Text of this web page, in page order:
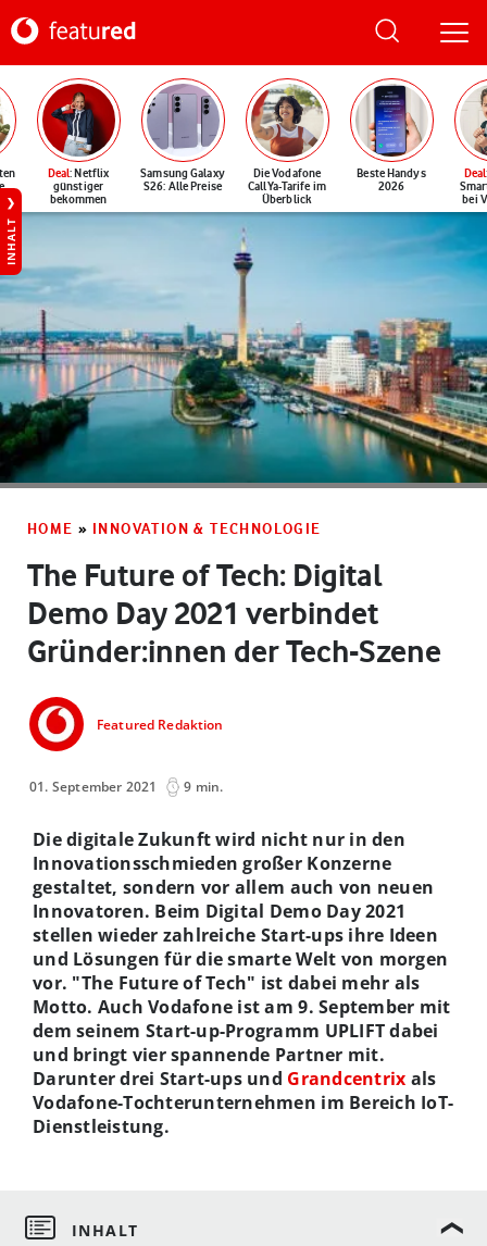
Deal: Netflix
günstiger
bekommen
Samsung Galaxy
S26: Alle Preise
Die Vodafone
CallYa-Tarife im
Überblick
Beste Handys
2026
Deal
bei
INHALT
HOME » INNOVATION & TECHNOLOGIE
The Future of Tech: Digital
Demo Day 2021 verbindet
Gründer:innen der Tech-Szene
Featured Redaktion
01. September 2021 9 min.
Die digitale Zukunft wird nicht nur in den
Innovationsschmieden großer Konzerne
gestaltet, sondern vor allem auch von neuen
Innovatoren. Beim Digital Demo Day 2021
stellen wieder zahlreiche Start-ups ihre Ideen
und Lösungen für die smarte Welt von morgen
vor. "The Future of Tech" ist dabei mehr als
Motto. Auch Vodafone ist am 9. September mit
dem seinem Start-up-Programm UPLIFT dabei
und bringt vier spannende Partner mit.
Darunter drei Start-ups und Grandcentrix als
Vodafone-Tochterunternehmen im Bereich IoT-
Dienstleistung.